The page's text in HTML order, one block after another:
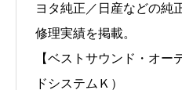
ヨタ純正／日産などの純
修理実績を掲載。
【ベストサウンド・オー
ドシステムＫ）